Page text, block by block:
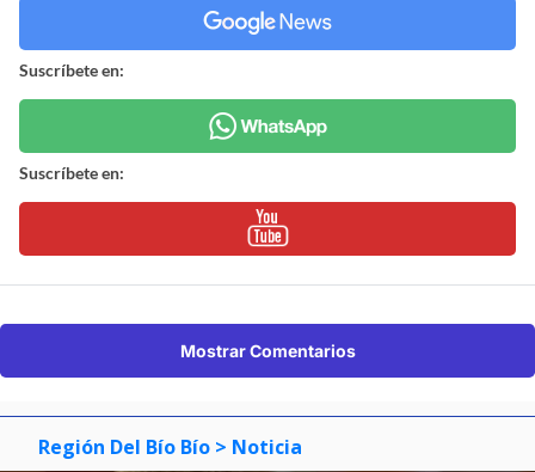
Suscríbete en:
Suscríbete en:
Mostrar Comentarios
Región Del Bío Bío > Noticia